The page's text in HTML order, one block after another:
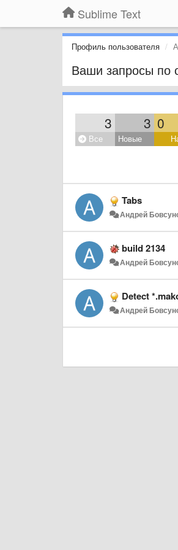
Sublime Text
Профиль пользователя
Ваши запросы по
3 3 0
Все Новые
Tabs
Андрей
build 2134
Андрей
Detect
Андрей